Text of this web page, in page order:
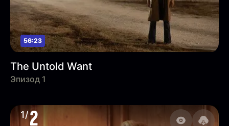
56:23
The Untold Want
Эпизод 1
1/2